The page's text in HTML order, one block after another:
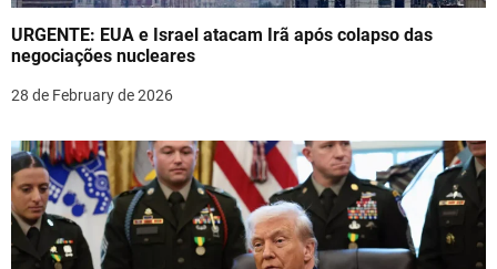
t
i
o
n
URGENTE: EUA e Israel atacam Irã após colapso das
negociações nucleares
28 de February de 2026